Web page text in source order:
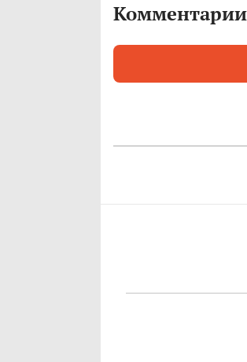
Комментарии